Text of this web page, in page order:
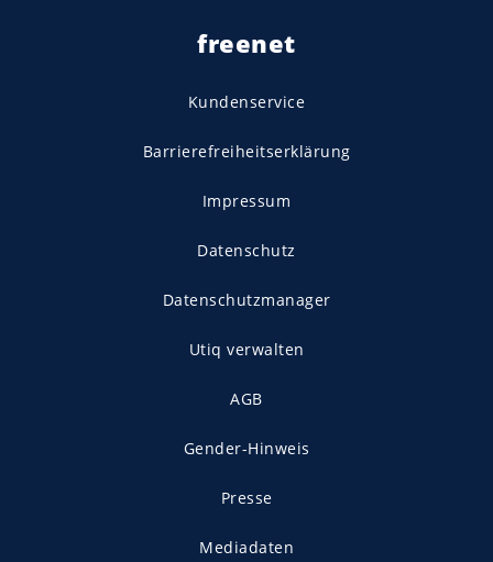
freenet
Kundenservice
Barrierefreiheitserklärung
Impressum
Datenschutz
Datenschutzmanager
Utiq verwalten
AGB
Gender-Hinweis
Presse
Mediadaten